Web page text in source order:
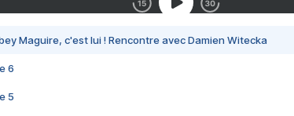
Maguire, c'est lui ! Rencontre avec Damien Witecka
6
5